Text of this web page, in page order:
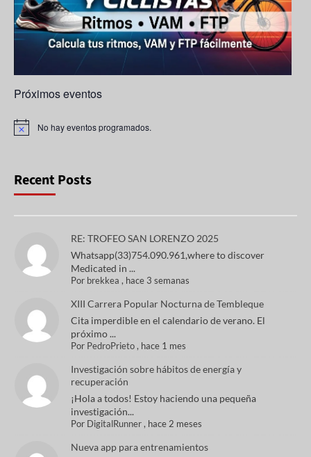
el
Próximos eventos
o
No hay eventos programados.
Recent Posts
RE: TROFEO SAN LORENZO 2025
Whatsapp(33)754.090.961,where to discover
Medicated in ...
Por brekkea , hace 3 semanas
XIII Carrera Popular Nocturna de Tembleque
Cita imperdible en el calendario de verano. El
próximo ...
Por PedroPrieto, hace 1 mes
Investigación sobre hábitos de energía y
recuperación
¡Hola a todos! Estoy haciendo una pequeña
investigación...
Por DigitalRunner, hace 2 meses
Nueva app para entrenamientos